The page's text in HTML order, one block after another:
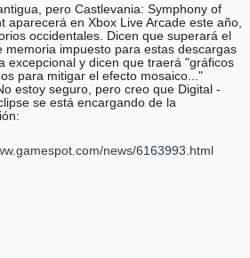
pero Castlevania: Symphony of
aparecerá en Xbox Live Arcade este año,
occidentales. Dicen que superará el
memoria impuesto para estas descargas
excepcional y dicen que traerá "gráficos
para mitigar el efecto mosaico..."
estoy seguro, pero creo que Digital -
se está encargando de la
news/6163993.html